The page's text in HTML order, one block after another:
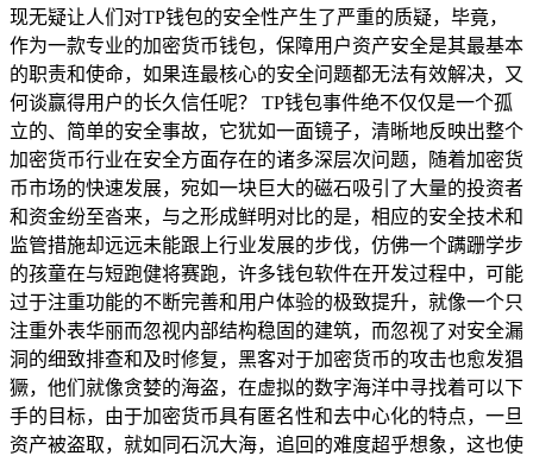
现无疑让人们对TP钱包的安全性产生了严重的质疑，毕竟，
作为一款专业的加密货币钱包，保障用户资产安全是其最基本
的职责和使命，如果连最核心的安全问题都无法有效解决，又
何谈赢得用户的长久信任呢？ TP钱包事件绝不仅仅是一个孤
立的、简单的安全事故，它犹如一面镜子，清晰地反映出整个
加密货币行业在安全方面存在的诸多深层次问题，随着加密货
币市场的快速发展，宛如一块巨大的磁石吸引了大量的投资者
和资金纷至沓来，与之形成鲜明对比的是，相应的安全技术和
监管措施却远远未能跟上行业发展的步伐，仿佛一个蹒跚学步
的孩童在与短跑健将赛跑，许多钱包软件在开发过程中，可能
过于注重功能的不断完善和用户体验的极致提升，就像一个只
注重外表华丽而忽视内部结构稳固的建筑，而忽视了对安全漏
洞的细致排查和及时修复，黑客对于加密货币的攻击也愈发猖
獗，他们就像贪婪的海盗，在虚拟的数字海洋中寻找着可以下
手的目标，由于加密货币具有匿名性和去中心化的特点，一旦
资产被盗取，就如同石沉大海，追回的难度超乎想象，这也使